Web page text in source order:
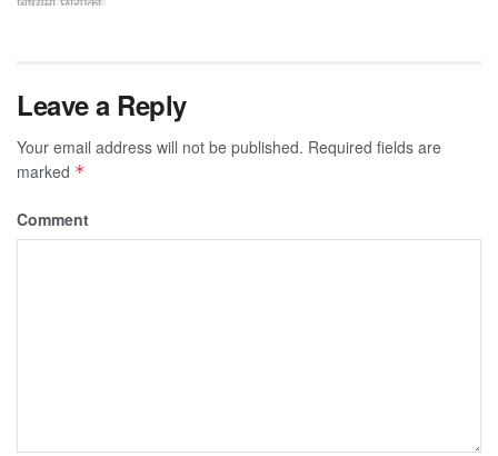
Leave a Reply
Your email address will not be published. Required fields are
marked *
Comment